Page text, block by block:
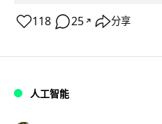
118 25 ↗ 分享
人工智能